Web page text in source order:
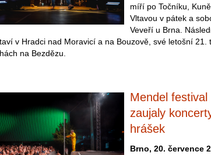
míří po Točníku,
Vltavou v pátek a
Veveří u Brna.
v Hradci nad Moravicí a na Bouzově, své letošní
na Bezdězu.
Mendel
zaujaly
hrášek
Brno, 20. července